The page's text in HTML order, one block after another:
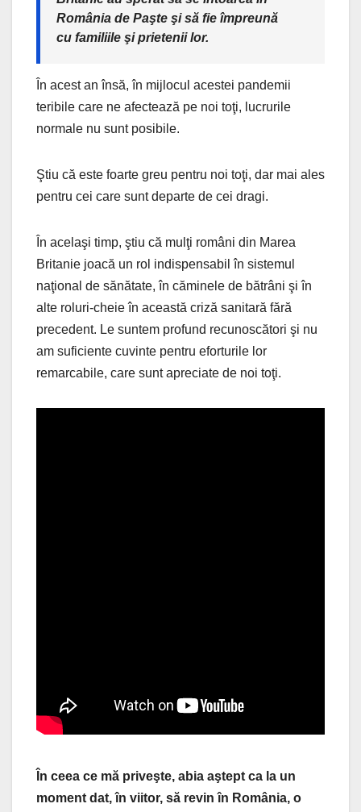
România de Paşte şi să fie împreună
cu familiile şi prietenii lor.
În acest an însă, în mijlocul acestei pandemii
teribile care ne afectează pe noi toţi, lucrurile
normale nu sunt posibile.
Ştiu că este foarte greu pentru noi toţi, dar mai ales
pentru cei care sunt departe de cei dragi.
În acelaşi timp, ştiu că mulţi români din Marea
Britanie joacă un rol indispensabil în sistemul
naţional de sănătate, în căminele de bătrâni şi în
alte roluri-cheie în această criză sanitară fără
precedent. Le suntem profund recunoscători şi nu
am suficiente cuvinte pentru eforturile lor
remarcabile, care sunt apreciate de noi toţi.
În ceea ce mă priveşte, abia aştept ca la un
moment dat, în viitor, să revin în România, o